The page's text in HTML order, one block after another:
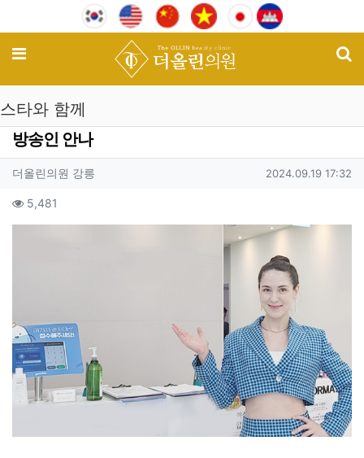
메뉴
스타와 함께
방송인 안나
작성자 정보
더올린의원 강릉 작성일
2024.09.19 17:32
컨텐츠 정보
5,481